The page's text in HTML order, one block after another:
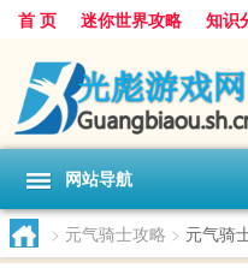
首 页 迷你世界攻略 知识
网站导航
> 元气骑士攻略 > 元气骑